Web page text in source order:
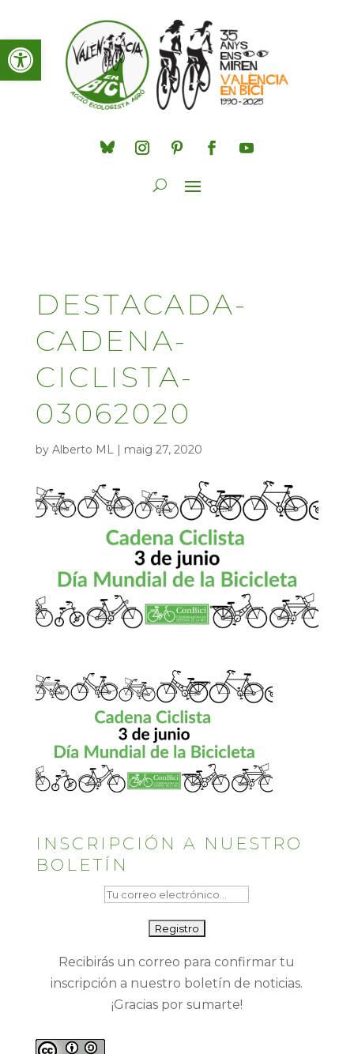
Obre la barra d'eines
DESTACADA-
CADENA-
CICLISTA-
03062020
by Alberto ML| maig 27, 2020
INSCRIPCIÓN A NUESTRO
BOLETÍN
Recibirás un correo para confirmar tu
inscripción a nuestro boletín de noticias.
¡Gracias por sumarte!